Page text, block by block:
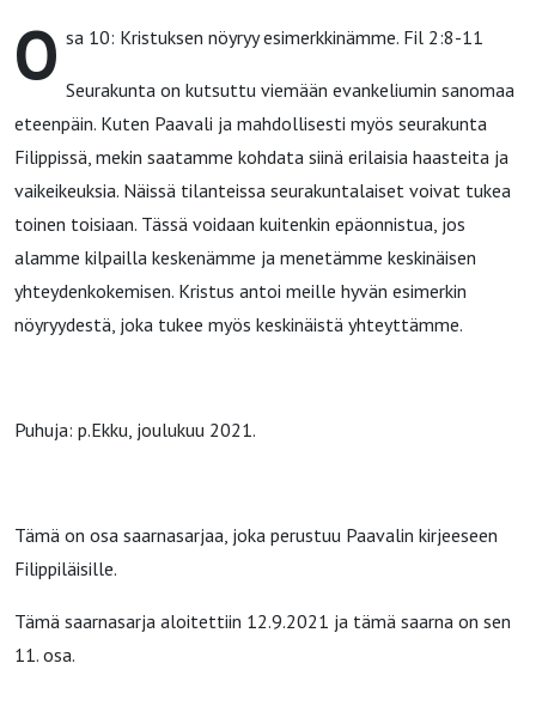
O sa 10: Kristuksen nöyryy esimerkkinämme. Fil 2:8-11
Seurakunta on kutsuttu viemään evankeliumin sanomaa
eteenpäin. Kuten Paavali ja mahdollisesti myös seurakunta
Filippissä, mekin saatamme kohdata siinä erilaisia haasteita ja
vaikeikeuksia. Näissä tilanteissa seurakuntalaiset voivat tukea
toinen toisiaan. Tässä voidaan kuitenkin epäonnistua, jos
alamme kilpailla keskenämme ja menetämme keskinäisen
yhteydenkokemisen. Kristus antoi meille hyvän esimerkin
nöyryydestä, joka tukee myös keskinäistä yhteyttämme.
Puhuja: p.Ekku, joulukuu 2021.
Tämä on osa saarnasarjaa, joka perustuu Paavalin kirjeeseen
Filippiläisille.
Tämä saarnasarja aloitettiin 12.9.2021 ja tämä saarna on sen
11. osa.